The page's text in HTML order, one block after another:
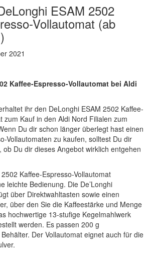
ESAM 2502
Vollautomat (ab
2021
Kaffee-Espresso-Vollautomat bei Aldi
ihr den DeLonghi ESAM 2502 Kaffee-
zum Kauf in den Aldi Nord Filialen zum
Du dir schon länger überlegt hast einen
Vollautomaten zu kaufen, solltest Du dir
ob Du dir dieses Angebot wirklich entgehen
Kaffee-Espresso-Vollautomat
leichte Bedienung. Die De’Longhi
über Direktwahltasten sowie einen
über den Sie die Kaffeestärke und Menge
hochwertige 13-stufige Kegelmahlwerk
werden. Es passen 200 g
Der Vollautomat eignet auch für die